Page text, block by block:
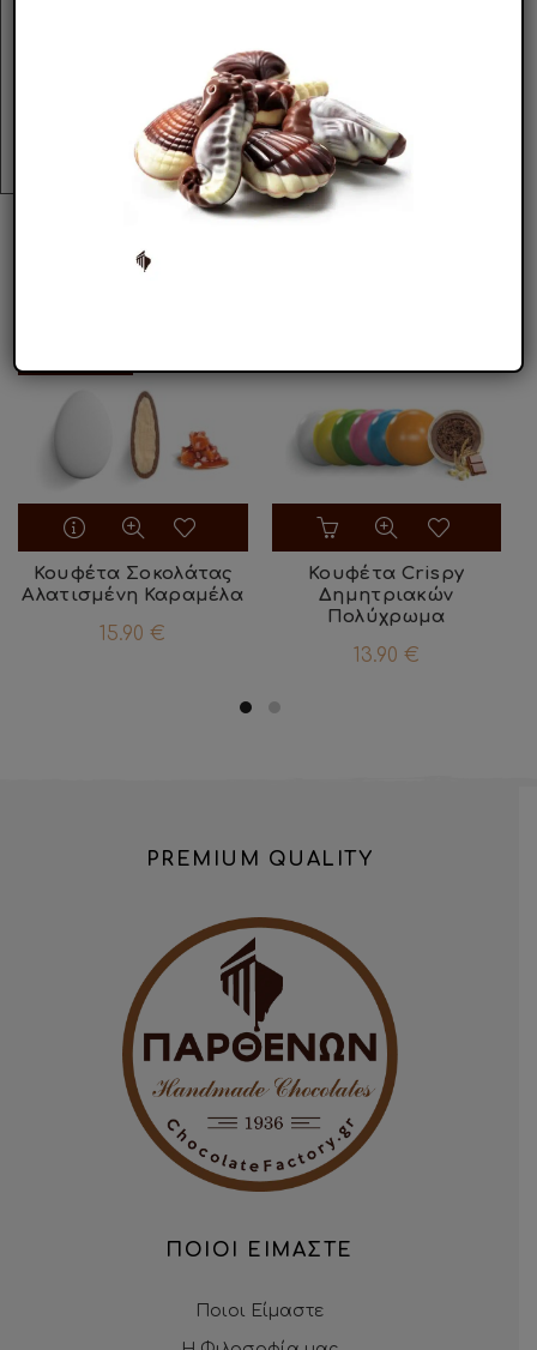
IFS, ISO 22005, HALAL, HACCP, ISO 9001
διαδικασία παραγωγής γίνεται με έμφαση στην
περιβαλλοντική βιωσιμότητα.
ΣΧΕΤΙΚΑ ΠΡΟΪΟΝΤΑ
Κουφέτα Σοκολάτας
Αλατισμένη Καραμέλα
15.90€
Κουφέτα Crispy
Δημητριακών
Πολύχρωμα
13.90 €
PREMIUM QUALITY
ΠΟΙΟΙ ΕΙΜΑΣΤΕ
Ποιοι Είμαστε